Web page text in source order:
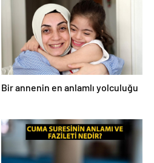
Bir annenin en anlamlı yolculuğu